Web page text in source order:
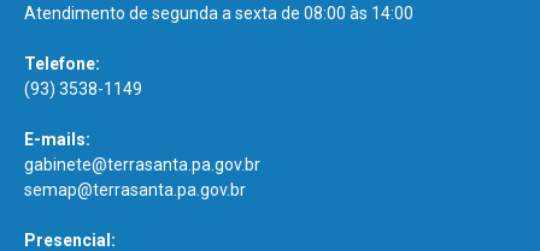
Atendimento de segunda a sexta de 08:00 às 14:00
Telefone:
(93) 3538-1149
E-mails:
gabinete@terrasanta.pa.gov.br
semap@terrasanta.pa.gov.br
Presencial: